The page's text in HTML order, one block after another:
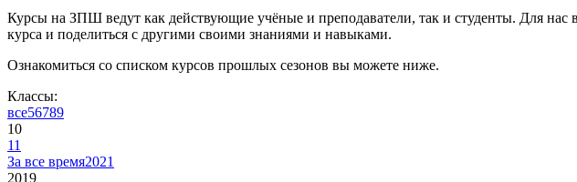
Курсы на ЗПШ ведут как действующие учёные и преподаватели, так и студенты. Для нас
курса и поделиться с другими своими знаниями и навыками.
Ознакомиться со списком курсов прошлых сезонов вы можете ниже.
Классы:
все56789
10
11
За все время2021
2019